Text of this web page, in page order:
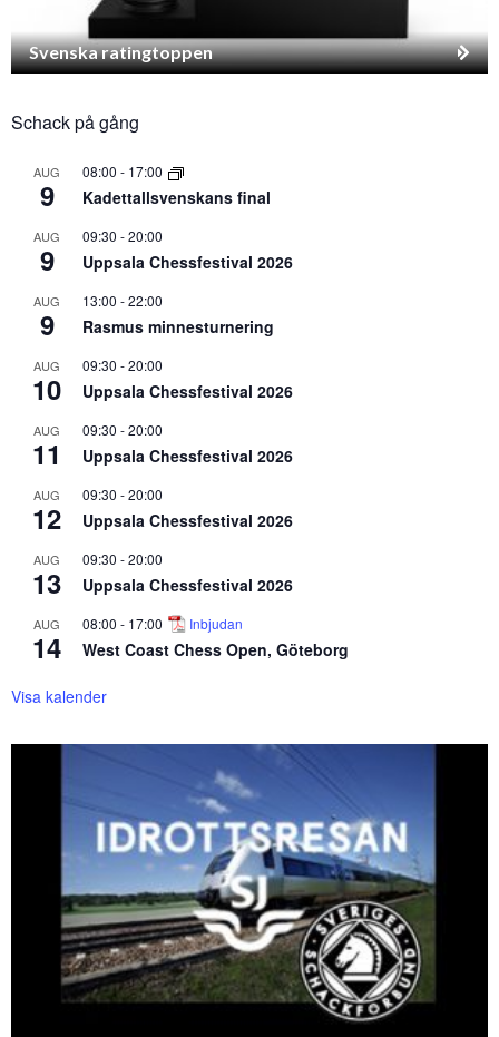
Svenska ratingtoppen
Schack på gång
AUG
9
08:00 - 17:00
Kadettallsvenskans final
AUG
9
09:30 -20:00
Uppsala Chessfestival 2026
AUG
9
13:00 -22:00
Rasmus minnesturnering
AUG
10
09:30 -20:00
Uppsala Chessfestival 2026
AUG
11
09:30 -20:00
Uppsala Chessfestival 2026
AUG
12
09:30 -20:00
Uppsala Chessfestival 2026
AUG
13
09:30 -20:00
Uppsala Chessfestival 2026
AUG
14
08:00 - 17:00 Inbjudan
West Coast Chess Open, Göteborg
Visa kalender